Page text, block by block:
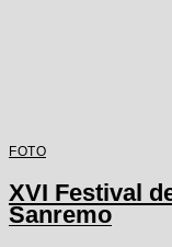
FOTO
XVI Festival
Sanremo